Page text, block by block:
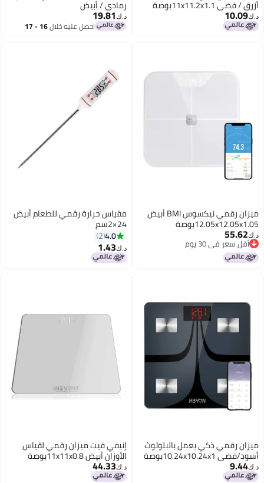
أزرق / فضي 11x11.2x1.1بوصة
د.ك‏10.09
رمادي / أبيض
د.ك‏19.81
احصل عليه خلال 16 - 17
ميزان رقمي نيكسوس BMI أبيض
12.05x12.05x1.05بوصة
د.ك‏55.62
أقل سعر في 30 يوم
أقل سعر في 30 يوم
مقياس حرارة رقمي للطعام أبيض
24×2سم
4.0
2
د.ك‏1.43
ميزان رقمي ذكي يعمل بالبلوتوث
أسود/فضي 10.24x10.24x1بوصة
د.ك‏9.44
إنيفي فيت ميزان رقمي لقياس
الأوزان أبيض 11x11x0.8بوصة
د.ك‏44.33